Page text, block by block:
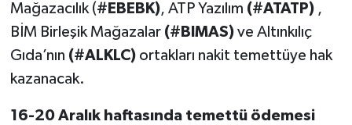
Mağazacılık (#EBEBK), ATP Yazılım (#ATATP),
BİM Birleşik Mağazalar (#BIMAS)ve Altınkılıç
Gıda’nın (#ALKLC) ortakları nakit temettüye hak
kazanacak.
16-20 Aralık haftasında temettü ödemesi